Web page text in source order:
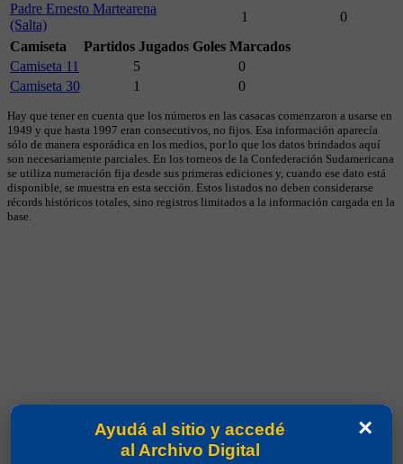
Padre Ernesto Martearena
(Salta)
1
0
Camiseta
Partidos Jugados Goles Marcados
Camiseta 11
5
0
Camiseta 30
1 0
Hay que tener en cuenta que los números en las casacas comenzaron a usarse en
1949 y que hasta 1997 eran consecutivos, no fijos. Esa información aparecía
sólo de manera esporádica en los medios, por lo que los datos brindados aquí
son necesariamente parciales. En los torneos de la Confederación Sudamericana
se utiliza numeración fija desde sus primeras ediciones y, cuando ese dato está
disponible, se muestra en esta sección. Estos listados no deben considerarse
récords históricos totales, sino registros limitados a la información cargada en la
base.
×
Ayudá al sitio y accedé
al Archivo Digital